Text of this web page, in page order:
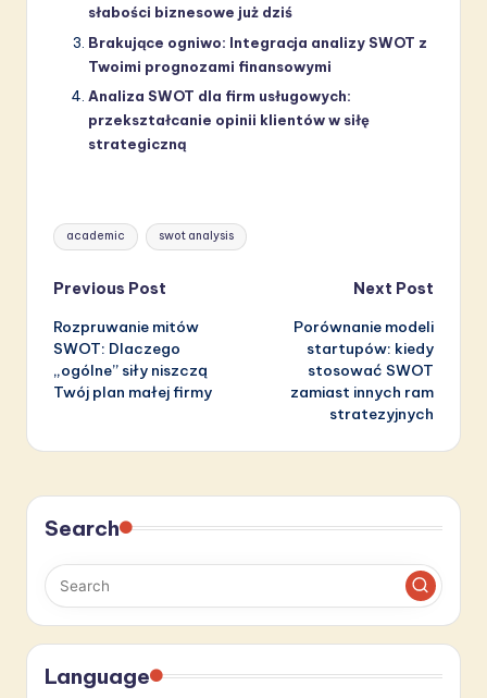
słabości biznesowe już dziś
Brakujące ogniwo: Integracja analizy SWOT z
Twoimi prognozami finansowymi
Analiza SWOT dla firm usługowych:
przekształcanie opinii klientów w siłę
strategiczną
Tags:
academic swot analysis
Post
navigation
Previous Post
Rozpruwanie mitów
SWOT: Dlaczego
„ogólne” siły niszczą
Twój plan małej firmy
Next Post
Porównanie modeli
startupów: kiedy
stosować SWOT
zamiast innych ram
stratezyjnych
Search
Language